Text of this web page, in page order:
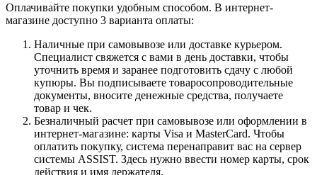
Оплачивайте покупки удобным способом. В интернет-
магазине доступно 3 варианта оплаты:
Наличные при самовывозе или доставке курьером.
Специалист свяжется с вами в день доставки, чтобы
уточнить время и заранее подготовить сдачу с любой
купюры. Вы подписываете товаросопроводительные
документы, вносите денежные средства, получаете
товар и чек.
Безналичный расчет при самовывозе или оформлении в
интернет-магазине: карты Visa и MasterCard. Чтобы
оплатить покупку, система перенаправит вас на сервер
системы ASSIST. Здесь нужно ввести номер карты, срок
действия и имя держателя.